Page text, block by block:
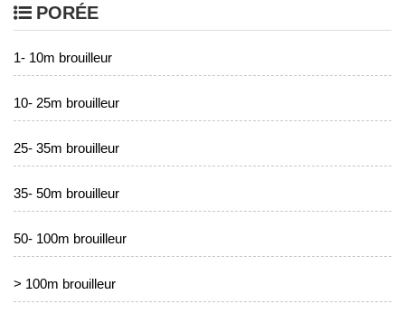
PORÉE
1- 10m brouilleur
10- 25m brouilleur
25- 35m brouilleur
35- 50m brouilleur
50- 100m brouilleur
> 100m brouilleur